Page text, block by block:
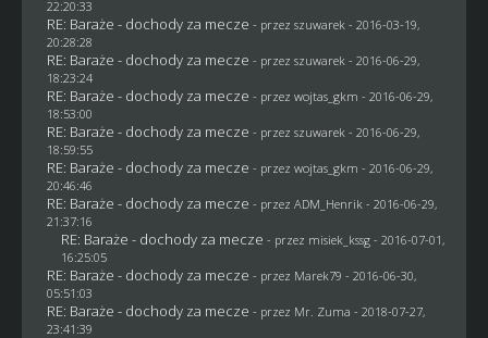
22:20:33
RE: Baraże - dochody za mecze - przez szuwarek - 2016-03-19,
20:28:28
RE: Baraże - dochody za mecze - przez szuwarek - 2016-06-29,
18:23:24
RE: Baraże - dochody za mecze - przez wojtas_gkm - 2016-06-29,
18:53:00
RE: Baraże - dochody za mecze - przez szuwarek - 2016-06-29,
18:59:55
RE: Baraże - dochody za mecze - przez wojtas_gkm - 2016-06-29,
20:46:46
RE: Baraże - dochody za mecze - przez ADM_Henrik - 2016-06-29,
21:37:16
RE: Baraże - dochody za mecze - przez misiek_kssg- 2016-07-01,
16:25:05
RE: Baraże - dochody za mecze - przez Marek79 - 2016-06-30,
05:51:03
RE: Baraże - dochody za mecze - przez Mr. Zuma - 2018-07-27,
23:41:39